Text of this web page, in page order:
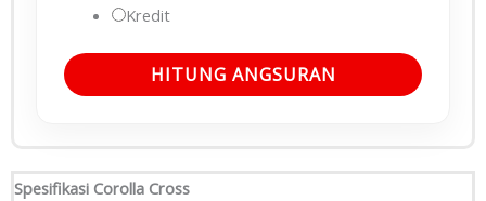
Kredit
HITUNG ANGSURAN
Spesifikasi Corolla Cross